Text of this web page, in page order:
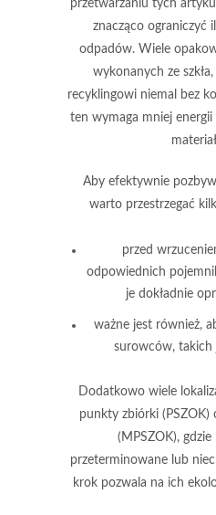
przetwarzaniu tych
znacząco ograniczyć
odpadów. Wiele
wykonanych ze
recyklingowi niemal bez
ten wymaga mniej
Aby efektywnie
warto przestrzegać
przed
odpowiednich
je dokładnie
ważne jest również,
surowców, takich
Dodatkowo wiele
punkty zbiórki (PSZOK)
(MPSZOK),
przeterminowane lub
krok pozwala na ich